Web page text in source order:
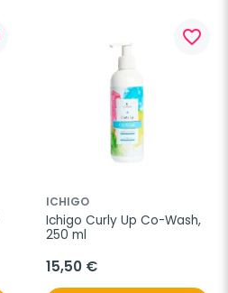
favorite_border
ICHIGO
Ichigo Curly Up Co-Wash,
250 ml
15,50 €